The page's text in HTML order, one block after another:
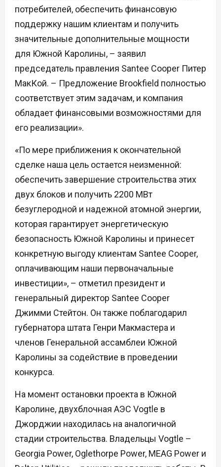
потребителей, обеспечить финансовую
поддержку нашим клиентам и получить
значительные дополнительные мощности
для Южной Каролины, – заявил
председатель правления Santee Cooper Питер
МакКой. – Предложение Brookfield полностью
соответствует этим задачам, и компания
обладает финансовыми возможностями для
его реализации».
«По мере приближения к окончательной
сделке наша цель остается неизменной:
обеспечить завершение строительства этих
двух блоков и получить 2200 МВт
безуглеродной и надежной атомной энергии,
которая гарантирует энергетическую
безопасность Южной Каролины и принесет
конкретную выгоду клиентам Santee Cooper,
оплачивающим наши первоначальные
инвестиции», – отметил президент и
генеральный директор Santee Cooper
Джимми Стейтон. Он также поблагодарил
губернатора штата Генри Макмастера и
членов Генеральной ассамблеи Южной
Каролины за содействие в проведении
конкурса.
На момент остановки проекта в Южной
Каролине, двухблочная АЭС Vogtle в
Джорджии находилась на аналогичной
стадии строительства. Владельцы Vogtle –
Georgia Power, Oglethorpe Power, MEAG Power и